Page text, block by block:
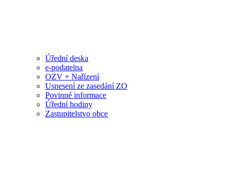
Úřední deska
e-podatelna
OZV + Nařízení
Usnesení ze zasedání ZO
Povinné informace
Úřední hodiny
Zastupitelstvo obce